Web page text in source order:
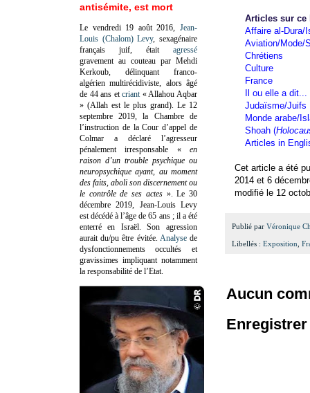
Articles sur ce
Affaire al-Dura/
Aviation/Mode/
Chrétiens
Culture
France
Il ou elle a dit...
Judaïsme/Juifs
Monde arabe/
Shoah (
Articles in
Cet article a été
2014 et 6
modifié le 12
Publié par Véronique
Libellés : Exposition
Aucun
antisémite, est mort
Le vendredi 19 août 2016, Jean-
Louis (Chalom) Levy, sexagénaire
français juif, était agressé
gravement au couteau par Mehdi
Kerkoub, délinquant franco-
algérien multirécidiviste, alors âgé
de 44 ans etcriant « Allahou Aqbar
» (Allah est le plus grand). Le 12
septembre 2019, la Chambre de
l’instruction de la Cour d’appel de
Colmar a déclaré l’agresseur
pénalement irresponsable «en
raison d’un trouble psychique ou
neuropsychique ayant, au moment
des faits, aboli son discernement ou
le contrôle de ses actes». Le 30
décembre 2019, Jean-Louis Levy
est décédé à l’âge de 65 ans ; il a été
enterré en Israël. Son agression
aurait du/pu être évitée. Analysede
dysfonctionnements occultés et
gravissimes impliquant notamment
la responsabilité de l’Etat.